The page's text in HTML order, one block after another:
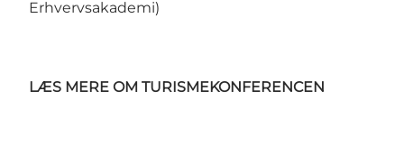
Erhvervsakademi)
LÆS MERE OM TURISMEKONFERENCEN